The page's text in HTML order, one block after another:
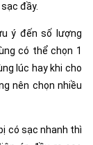
đầy.
ý đến số lượng
có thể chọn 1
lúc hay khi cho
nên chọn nhiều
có sạc nhanh thì